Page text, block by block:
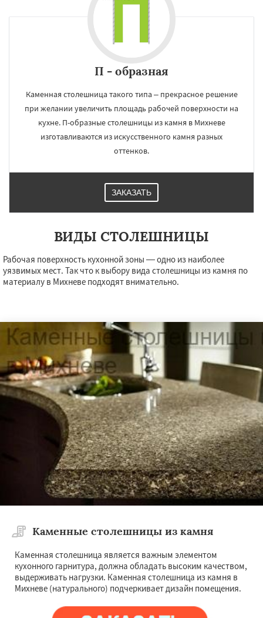
Работаем по
регионам
×
Монино Нахабино Некрасовское
Обухово Октябрьский Правдинский
Решетниково
Родники Свердловск
Северный Софрино Томилино Тучково
Удельная Фосфоритный
Хорлово Черкизово Черусти
П - образная
Каменная столешница такого типа – прекрасное решение
при желании увеличить площадь рабочей поверхности на
кухне. П-образные столешницы из камня в Михневе
изготавливаются из искусственного камня разных
оттенков.
ЗАКАЗАТЬ
ВИДЫ СТОЛЕШНИЦЫ
Рабочая поверхность кухонной зоны — одно из наиболее
уязвимых мест. Так что к выбору вида столешницы из камня по
материалу в Михневе подходят внимательно.
Каменные столешницы из камня
Каменная столешница является важным элементом
кухонного гарнитура, должна обладать высоким качеством,
выдерживать нагрузки. Каменная столешница из камня в
Михневе (натурального) подчеркивает дизайн помещения.
УЗНАТЬ ПОДРОБНЕЕ ×
Даю согласие на обработку персональных данных